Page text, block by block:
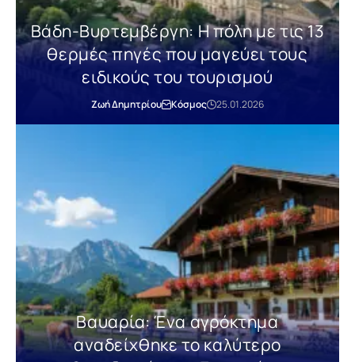
Βάδη-Βυρτεμβέργη: Η πόλη με τις 13
θερμές πηγές που μαγεύει τους
ειδικούς του τουρισμού
Ζωή Δημητρίου Κόσμος 25.01.2026
Βαυαρία: Ένα αγρόκτημα
αναδείχθηκε το καλύτερο